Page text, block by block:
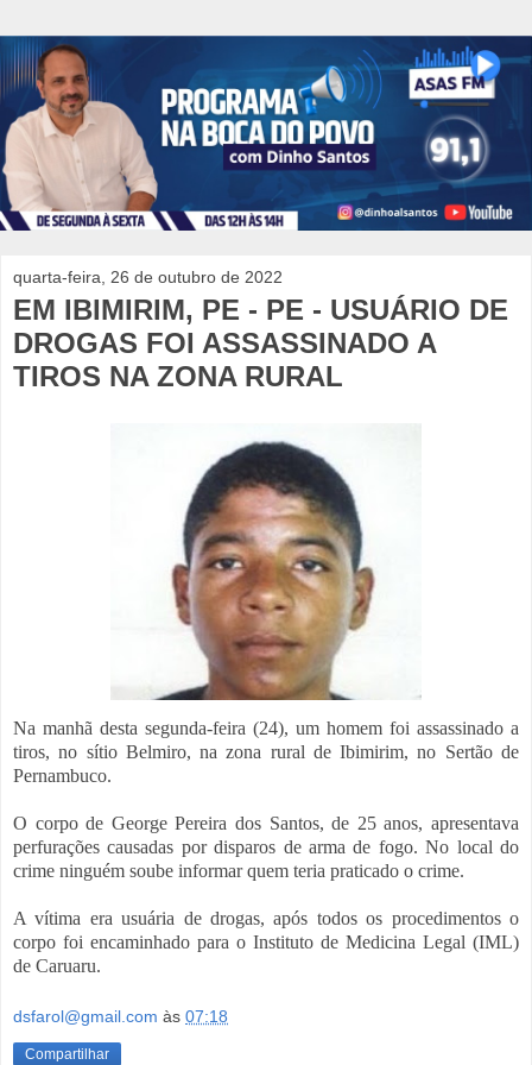
quarta-feira, 26 de outubro de 2022
EM IBIMIRIM, PE - PE - USUÁRIO DE
DROGAS FOI ASSASSINADO A
TIROS NA ZONA RURAL
Na manhã desta segunda-feira (24), um homem foi assassinado a
tiros,no sítio Belmiro, na zona rural de Ibimirim, no Sertão de
Pernambuco.
O corpo de George Pereira dos Santos, de 25 anos, apresentava
perfurações causadas por disparos de arma de fogo. No local do
crime ninguém soube informar quem teria praticado o crime.
A vítima era usuária de drogas, após todos os procedimentos o
corpo foi encaminhado para o Instituto de Medicina Legal (IML)
de Caruaru.
dsfarol@gmail.com às 07:18
Compartilhar